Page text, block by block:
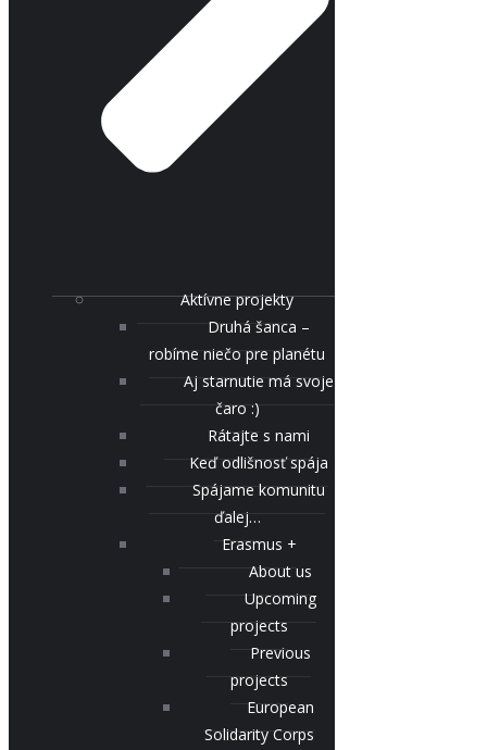
Aktívne projekty
Druhá šanca –
robíme niečo pre planétu
Aj starnutie má svoje
čaro :)
Rátajte s nami
Keď odlišnosť spája
Spájame komunitu
ďalej…
Erasmus +
About us
Upcoming
projects
Previous
projects
European
Solidarity Corps